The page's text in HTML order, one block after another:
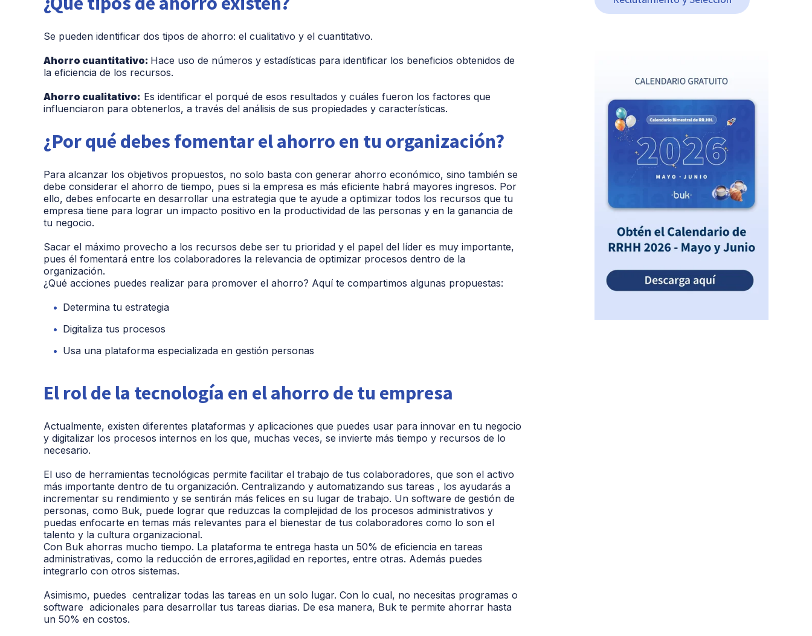
Se pueden identificar dos tipos de ahorro: el cualitativo y el cuantitativo.
Ahorro cuantitativo: Hace uso de números y estadísticas para identificar los beneficios obtenidos de
la eficiencia de los recursos.
Ahorro cualitativo: Es identificar el porqué de esos resultados y cuáles fueron los factores que
influenciaron para obtenerlos, a través del análisis de sus propiedades y características.
¿Por qué debes fomentar el ahorro en tu organización?
Para alcanzar los objetivos propuestos, no solo basta con generar ahorro económico, sino también se
debe considerar el ahorro de tiempo, pues si la empresa es más eficiente habrá mayores ingresos. Por
ello, debes enfocarte en desarrollar una estrategia que te ayude a optimizar todos los recursos que tu
empresa tiene para lograr un impacto positivo en la productividad de las personas y en la ganancia de
tu negocio.
Sacar el máximo provecho a los recursos debe ser tu prioridad y el papel del líder es muy importante,
pues él fomentará entre los colaboradores la relevancia de optimizar procesos dentro de la
organización.
¿Qué acciones puedes realizar para promover el ahorro? Aquí te compartimos algunas propuestas:
Determina tu estrategia
Digitaliza tus procesos
Usa una plataforma especializada en gestión personas
El rol de la tecnología en el ahorro de tu empresa
Actualmente, existen diferentes plataformas y aplicaciones que puedes usar para innovar en tu negocio
y digitalizar los procesos internos en los que, muchas veces, se invierte más tiempo y recursos de lo
necesario.
El uso de herramientas tecnológicas permite facilitar el trabajo de tus colaboradores, que son el activo
más importante dentro de tu organización. Centralizando y automatizando sus tareas , los ayudarás a
incrementar su rendimiento y se sentirán más felices en su lugar de trabajo. Un software de gestión de
personas, como Buk, puede lograr que reduzcas la complejidad de los procesos administrativos y
puedas enfocarte en temas más relevantes para el bienestar de tus colaboradores como lo son el
talento y la cultura organizacional.
Con Buk ahorras mucho tiempo. La plataforma te entrega hasta un 50% de eficiencia en tareas
administrativas, como la reducción de errores,agilidad en reportes, entre otras. Además puedes
integrarlo con otros sistemas.
Asimismo, puedes centralizar todas las tareas en un solo lugar. Con lo cual, no necesitas programas o
software adicionales para desarrollar tus tareas diarias. De esa manera, Buk te permite ahorrar hasta
un 50% en costos.